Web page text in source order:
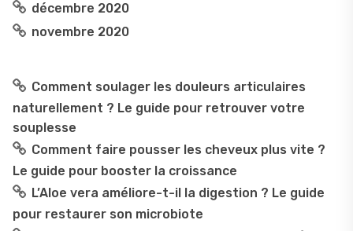
décembre 2020
novembre 2020
Comment soulager les douleurs articulaires
naturellement ? Le guide pour retrouver votre
souplesse
Comment faire pousser les cheveux plus vite ?
Le guide pour booster la croissance
L’Aloe vera améliore-t-il la digestion ? Le guide
pour restaurer son microbiote